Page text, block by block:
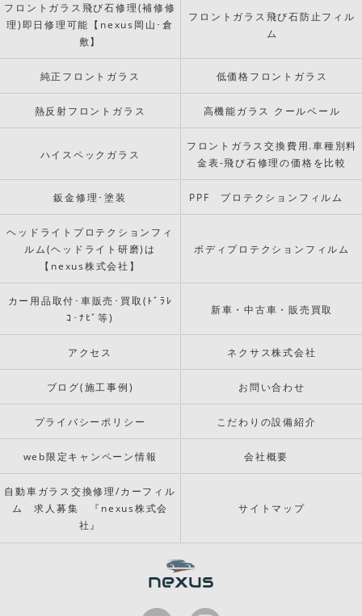
フロントガラス飛び石修理(補修修
理)即日修理可能【nexus岡山･倉
敷】
フロントガラス飛び石防止フィル
ム
純正フロントガラス 低価格フロントガラス
熱反射フロントガラス 高機能ガラス クールベール
ハイスペックガラス
フロントガラス交換費用.車種別料
金表-飛び石修理の価格を比較
鈑金修理･塗装 PPF プロテクションフィルム
ヘッドライトプロテクションフィ
ルム(ヘッドライト研磨)は
【nexus株式会社】
ボディプロテクションフィルム
カー用品取付･車販売･買取(ﾄﾞﾗﾚ
ｺ･ﾅﾋﾞ等)
新車・中古車・販売買取
アクセス ネクサス株式会社
ブログ(施工事例) お問い合わせ
プライバシーポリシー こだわりの設備紹介
web限定キャンペーン情報 会社概要
自動車ガラス交換修理/カーフィル
ム 求人募集 『nexus株式会
社』
サイトマップ